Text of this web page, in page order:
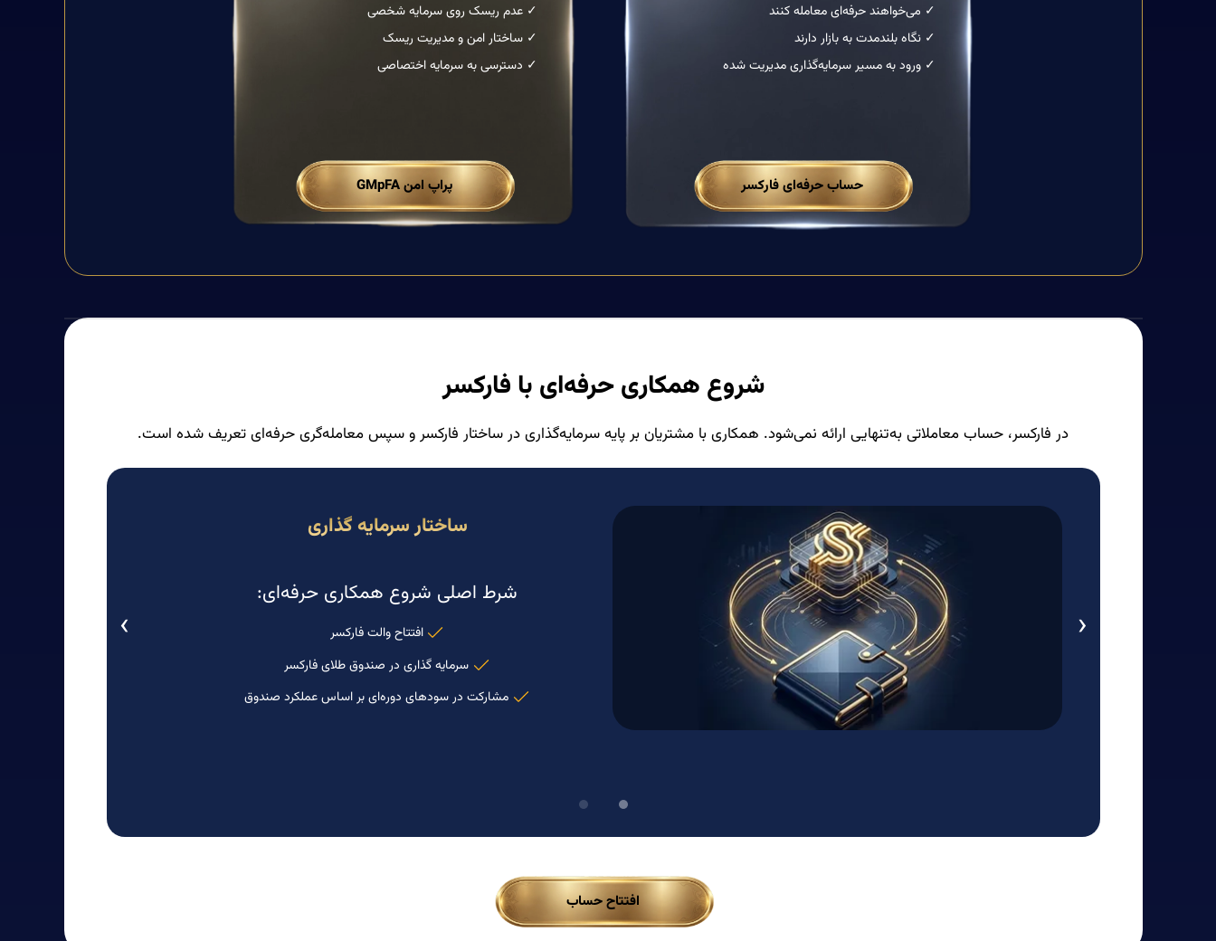
✓ می‌خواهند حرفه‌ای معامله کنند
✓ نگاه بلندمدت به بازار دارند
✓ ورود به مسیر سرمایه‌گذاری مدیریت شده
حساب حرفه‌ای فارکسر
✓ عدم ریسک روی سرمایه شخصی
✓ ساختار امن و مدیریت ریسک
✓ دسترسی به سرمایه اختصاصی
پراپ امن GMpFA
شروع همکاری حرفه‌ای با فارکسر
در فارکسر، حساب معاملاتی به‌تنهایی ارائه نمی‌شود. همکاری با مشتریان بر پایه سرمایه‌گذاری در ساختار فارکسر و سپس معامله‌گری حرفه‌ای تعریف شده است.
ساختار سرمایه گذاری
شرط اصلی شروع همکاری حرفه‌ای:
افتتاح والت فارکسر
سرمایه گذاری در صندوق طلای فارکسر
مشارکت در سودهای دوره‌ای بر اساس عملکرد صندوق
› ‹
افتتاح حساب